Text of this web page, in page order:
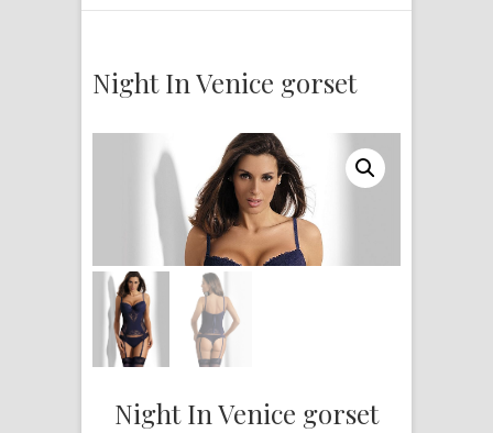
Night In Venice gorset
Night In Venice gorset